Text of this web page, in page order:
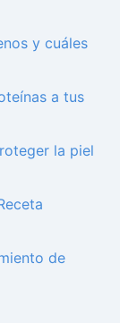
y cuáles
a tus
la piel
de